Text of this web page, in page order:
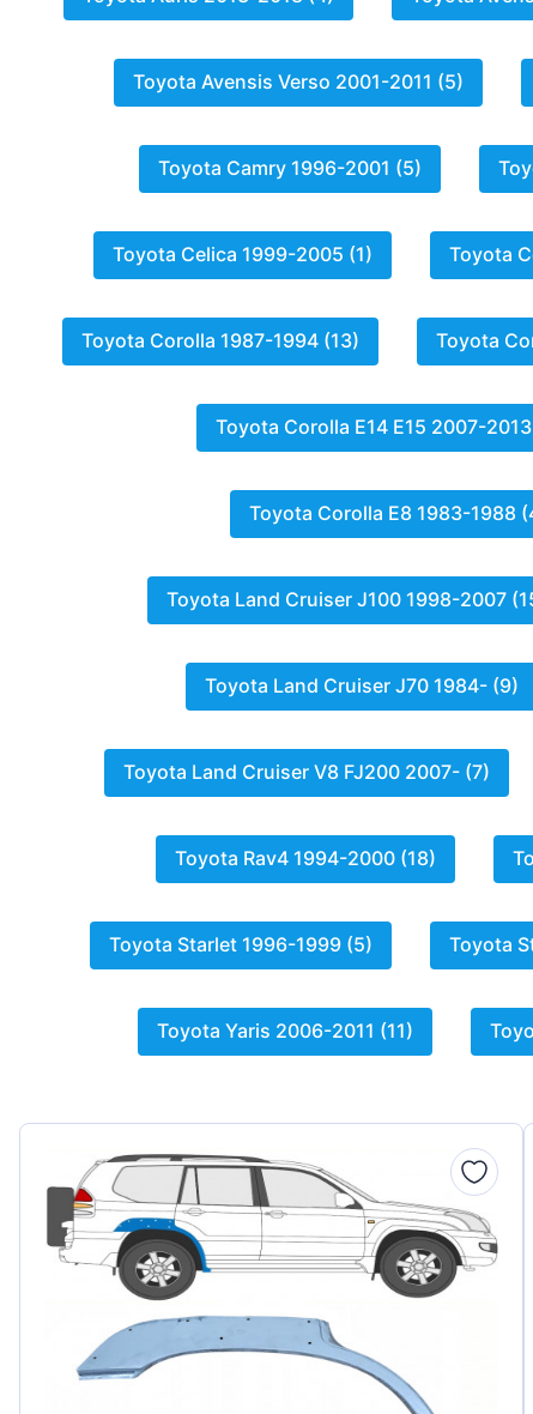
Skoda
Tesla
Toyota Avensis Verso 2001-2011 (5)
Toyota Camry 1996-2001 (5)
Toyota Celica 1999-2005 (1) Toyota
Toyota Corolla 1987-1994 (13) Toyota
Toyota Corolla E14 E15 2007-
Toyota Corolla E8 1983-1988
Toyota Land Cruiser J100 1998-2007
Toyota Land Cruiser J70 1984- (9)
Toyota Land Cruiser V8 FJ200 2007- (7)
Toyota Rav4 1994-2000 (18)
Toyota Starlet 1996-1999 (5) Toyota
Toyota Yaris 2006-2011 (11)